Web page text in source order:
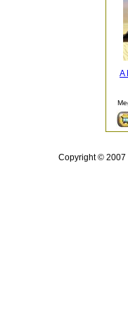
A
Copyright © 2007